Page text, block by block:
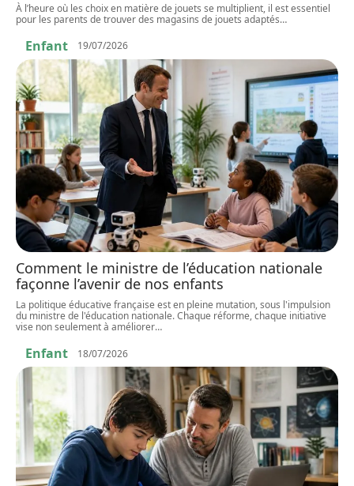
À l’heure où les choix en matière de jouets se multiplient, il est essentiel
pour les parents de trouver des magasins de jouets adaptés…
Enfant 19/07/2026
Comment le ministre de l’éducation nationale
façonne l’avenir de nos enfants
La politique éducative française est en pleine mutation, sous l'impulsion
du ministre de l'éducation nationale. Chaque réforme, chaque initiative
vise non seulement à améliorer…
Enfant 18/07/2026